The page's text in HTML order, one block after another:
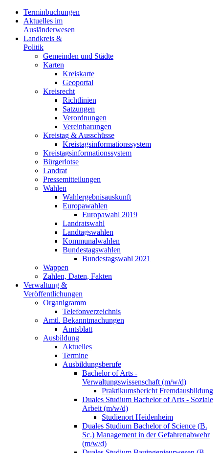
Terminbuchungen
Aktuelles im
Ausländerwesen
Landkreis &
Politik
Gemeinden und Städte
Karten
Kreiskarte
Geoportal
Kreisrecht
Richtlinien
Satzungen
Verordnungen
Vereinbarungen
Kreistag & Ausschüsse
Kreistagsinformationssystem
Kreistagsinformationssystem
Bürgerlotse
Landrat
Pressemitteilungen
Wahlen
Wahlergebnisauskunft
Europawahlen
Europawahl 2019
Landratswahl
Landtagswahlen
Kommunalwahlen
Bundestagswahlen
Bundestagswahl 2021
Wappen
Zahlen, Daten, Fakten
Verwaltung &
Veröffentlichungen
Organigramm
Telefonverzeichnis
Amtl. Bekanntmachungen
Amtsblatt
Ausbildung
Aktuelles
Termine
Ausbildungsberufe
Bachelor of Arts -
Verwaltungswissenschaft (m/w/d)
Praktikumsbericht Fremdausbildung
Duales Studium Bachelor of Arts - Soziale
Arbeit (m/w/d)
Studienort Heidenheim
Duales Studium Bachelor of Science (B.
Sc.) Management in der Gefahrenabwehr
(m/w/d)